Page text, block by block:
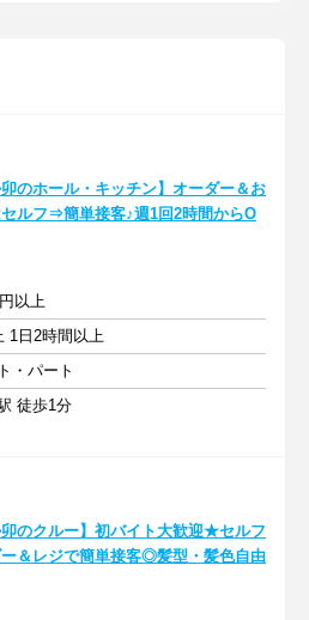
卯のホール・キッチン】オーダー＆お
ルフ⇒簡単接客♪週1回2時間からO
以上
1日2時間以上
・パート
徒歩1分
卯のクルー】初バイト大歓迎★セルフ
＆レジで簡単接客◎髪型・髪色自由